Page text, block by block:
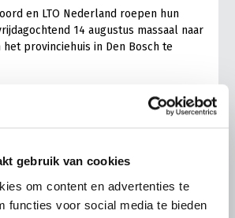
gebruik van cookies
om content en advertenties te
functies voor social media te bieden
en LTO Nederland roepen hun
14 augustus massaal naar
provinciehuis in Den Bosch te